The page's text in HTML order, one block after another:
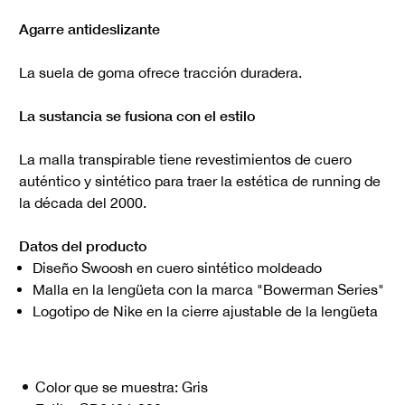
Agarre antideslizante
La suela de goma ofrece tracción duradera.
La sustancia se fusiona con el estilo
La malla transpirable tiene revestimientos de cuero
auténtico y sintético para traer la estética de running de
la década del 2000.
Datos del producto
Diseño Swoosh en cuero sintético moldeado
Malla en la lengüeta con la marca "Bowerman Series"
Logotipo de Nike en la cierre ajustable de la lengüeta
Color que se muestra: Gris